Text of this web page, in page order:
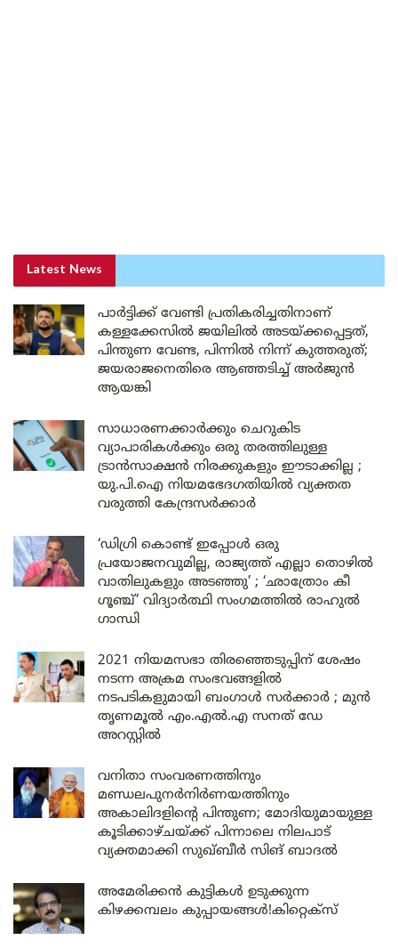
Latest News
പാർട്ടിക്ക് വേണ്ടി പ്രതികരിച്ചതിനാണ്
കള്ളക്കേസിൽ ജയിലിൽ അടയ്ക്കപ്പെട്ടത്,
പിന്തുണ വേണ്ട, പിന്നിൽ നിന്ന് കുത്തരുത്;
ജയരാജനെതിരെ ആഞ്ഞടിച്ച് അർജുൻ
ആയങ്കി
സാധാരണക്കാർക്കും ചെറുകിട
വ്യാപാരികൾക്കും ഒരു തരത്തിലുള്ള
ട്രാൻസാക്ഷൻ നിരക്കുകളും ഈടാക്കില്ല ;
യു.പി.ഐ നിയമഭേദഗതിയിൽ വ്യക്തത
വരുത്തി കേന്ദ്രസർക്കാർ
‘ഡിഗ്രി കൊണ്ട് ഇപ്പോൾ ഒരു
പ്രയോജനവുമില്ല, രാജ്യത്ത് എല്ലാ തൊഴിൽ
വാതിലുകളും അടഞ്ഞു’ ; ‘ഛാത്രോം കീ
ഗൂഞ്ച്’ വിദ്യാർത്ഥി സംഗമത്തിൽ രാഹുൽ
ഗാന്ധി
2021 നിയമസഭാ തിരഞ്ഞെടുപ്പിന് ശേഷം
നടന്ന അക്രമ സംഭവങ്ങളിൽ
നടപടികളുമായി ബംഗാൾ സർക്കാർ ; മുൻ
തൃണമൂൽ എം.എൽ.എ സനത് ഡേ
അറസ്റ്റിൽ
വനിതാ സംവരണത്തിനും
മണ്ഡലപുനർനിർണയത്തിനും
അകാലിദളിന്റെ പിന്തുണ; മോദിയുമായുള്ള
കൂടിക്കാഴ്ചയ്ക്ക് പിന്നാലെ നിലപാട്
വ്യക്തമാക്കി സുഖ്ബീർ സിങ് ബാദൽ
അമേരിക്കൻ കുട്ടികൾ ഉടുക്കുന്ന
കിഴക്കമ്പലം കുപ്പായങ്ങൾ!കിറ്റെക്സ്